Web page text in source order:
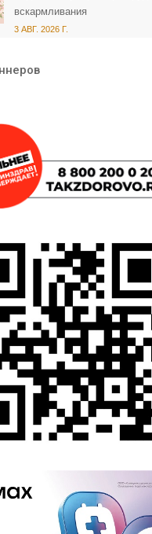
вскармливания
3 АВГ. 2026 Г.